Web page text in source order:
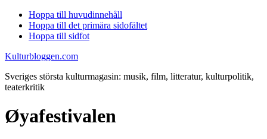
Hoppa till huvudinnehåll
Hoppa till det primära sidofältet
Hoppa till sidfot
Kulturbloggen.com
Sveriges största kulturmagasin: musik, film, litteratur, kulturpolitik,
teaterkritik
Øyafestivalen